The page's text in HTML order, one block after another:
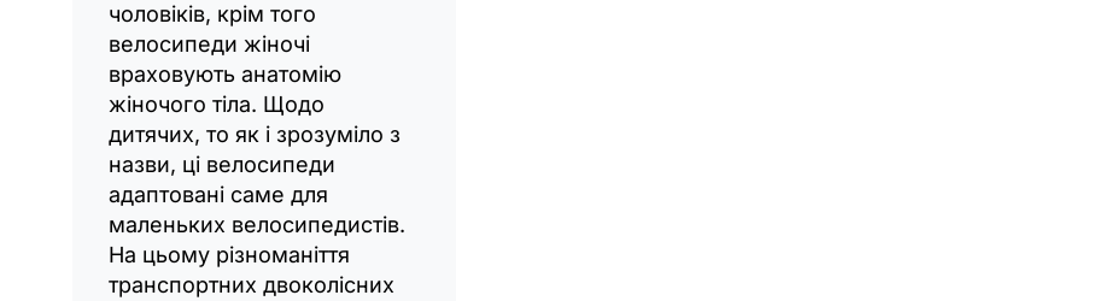
чоловіків, крім того
велосипеди жіночі
враховують анатомію
жіночого тіла. Щодо
дитячих, то як і зрозуміло з
назви, ці велосипеди
адаптовані саме для
маленьких велосипедистів.
На цьому різноманіття
транспортних двоколісних